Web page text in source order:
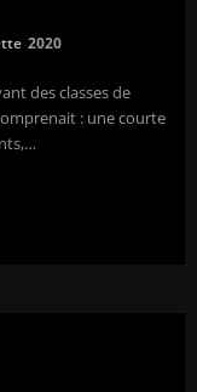
2020
des classes de
: une courte